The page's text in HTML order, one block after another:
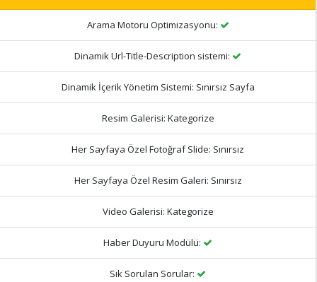
Arama Motoru Optimizasyonu:
Dinamik Url-Title-Description sistemi:
Dinamik İçerik Yönetim Sistemi: Sınırsız Sayfa
Resim Galerisi: Kategorize
Her Sayfaya Özel Fotoğraf Slide: Sınırsız
Her Sayfaya Özel Resim Galeri: Sınırsız
Video Galerisi: Kategorize
Haber Duyuru Modülü:
Sık Sorulan Sorular: